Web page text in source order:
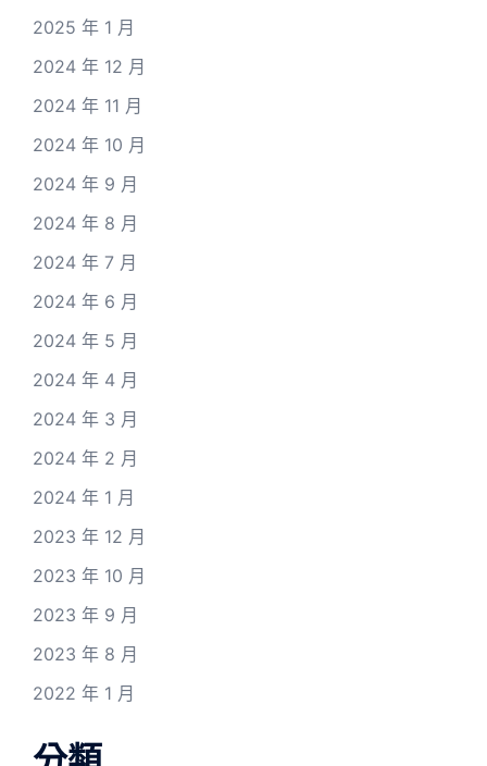
2025 年 1 月
2024 年 12 月
2024 年 11 月
2024 年 10 月
2024 年 9 月
2024 年 8 月
2024 年 7 月
2024 年 6 月
2024 年 5 月
2024 年 4 月
2024 年 3 月
2024 年 2 月
2024 年 1 月
2023 年 12 月
2023 年 10 月
2023 年 9 月
2023 年 8 月
2022 年 1 月